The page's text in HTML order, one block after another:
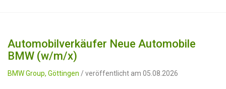
Automobilverkäufer Neue Automobile
BMW (w/m/x)
BMW Group, Göttingen / veröffentlicht am 05.08.2026